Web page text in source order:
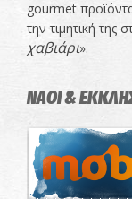
gourmet
την τιμητική της
χαβιάρι».
ΝΑΟΙ &